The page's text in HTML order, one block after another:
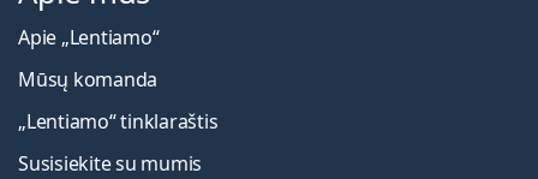
Apie „Lentiamo“
Mūsų komanda
„Lentiamo“ tinklaraštis
Susisiekite su mumis